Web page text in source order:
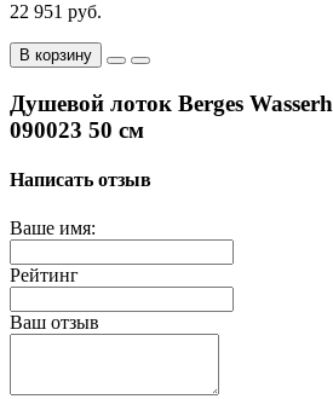
22 951 руб.
В корзину
Душевой лоток Berges
090023 50 см
Написать отзыв
Ваше имя:
Рейтинг
Ваш отзыв